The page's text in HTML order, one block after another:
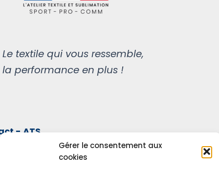
Gérer le consentement aux
cookies
Le textile qui vous ressemble,
la performance en plus !
- ATS